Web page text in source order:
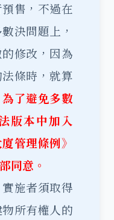
售，不過在
決問題上，
修改，因為
條時，就算
為了避免多數
版本中加入
管理條例》
同意。
施者須取得
所有權人的